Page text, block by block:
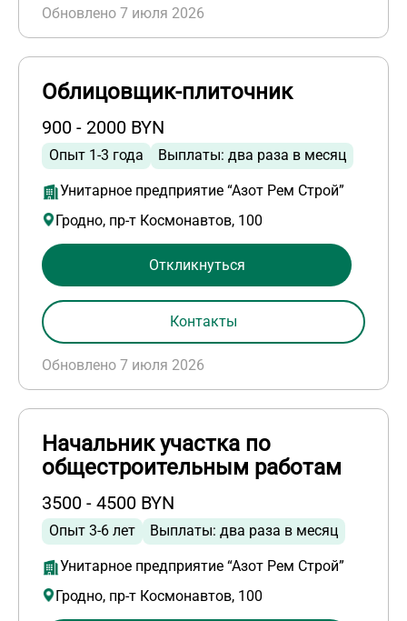
Обновлено 7 июля 2026
Облицовщик-плиточник
900 - 2000 BYN
Опыт 1-3 года Выплаты: два раза в месяц
Унитарное предприятие “Азот Рем Строй”
Гродно, пр-т Космонавтов, 100
Обновлено 7 июля 2026
Откликнуться
Контакты
Начальник участка по
общестроительным работам
3500 - 4500 BYN
Опыт 3-6 лет Выплаты: два раза в месяц
Унитарное предприятие “Азот Рем Строй”
Гродно, пр-т Космонавтов, 100